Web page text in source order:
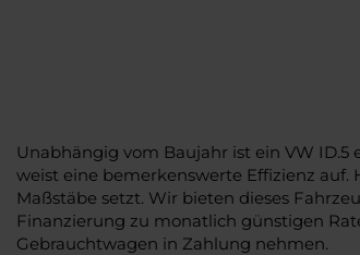
Unabhängig vom Baujahr ist ein VW
weist eine bemerkenswerte Effizienz
Maßstäbe setzt. Wir bieten dieses
Finanzierung zu monatlich günstigen
Gebrauchtwagen in Zahlung nehmen.